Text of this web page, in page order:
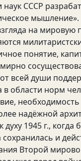
наук СССР
на мировую
понятие,
всей души
в области норм
надёжной
1945 г., когда
и
Второй